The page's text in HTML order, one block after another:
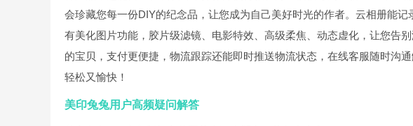
会珍藏您每一份DIY的纪念品，让您成为自己美好时光的作者。云相册能
有美化图片功能，胶片级滤镜、电影特效、高级柔焦、动态虚化，让您告
的宝贝，支付更便捷，物流跟踪还能即时推送物流状态，在线客服随时沟
轻松又愉快！
美印兔兔用户高频疑问解答